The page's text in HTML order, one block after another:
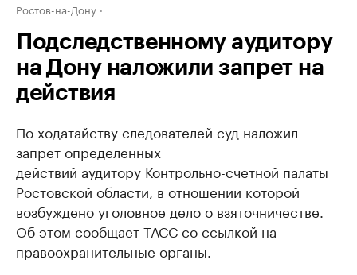
Ростов-на-Дону
Подследственному аудитору
на Дону наложили запрет на
действия
По ходатайству следователей суд наложил
запрет определенных
действий аудитору Контрольно-счетной палаты
Ростовской области, в отношении которой
возбуждено уголовное дело о взяточничестве.
Об этом сообщает ТАСС со ссылкой на
правоохранительные органы.